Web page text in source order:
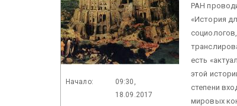
Начало:
09:30,
18.09.2017
РАН
«История
есть
этой
степени
мировых